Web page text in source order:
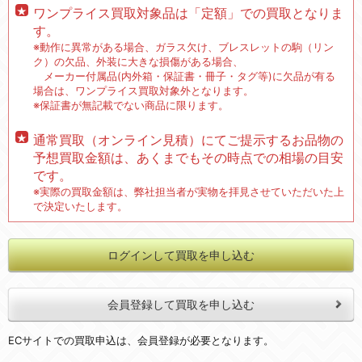
ワンプライス買取対象品は「定額」での買取となりま
す。
※動作に異常がある場合、ガラス欠け、ブレスレットの駒（リン
ク）の欠品、外装に大きな損傷がある場合、
メーカー付属品(内外箱・保証書・冊子・タグ等)に欠品が有る
場合は、ワンプライス買取対象外となります。
※保証書が無記載でない商品に限ります。
通常買取（オンライン見積）にてご提示するお品物の
予想買取金額は、あくまでもその時点での相場の目安
です。
※実際の買取金額は、弊社担当者が実物を拝見させていただいた上
で決定いたします。
ログインして買取を申し込む
会員登録して買取を申し込む
ECサイトでの買取申込は、会員登録が必要となります。